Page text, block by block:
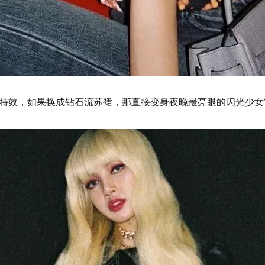
效， 如果换成钻石流苏裙，那直接变身夜晚最亮眼的闪光少